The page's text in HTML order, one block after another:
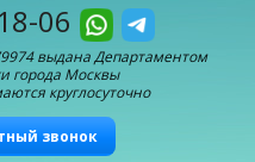
06
выдана Департаментом
города Москвы
круглосуточно
звонок